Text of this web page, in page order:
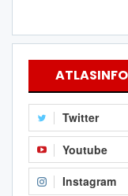
Twitter
Youtube
Instagram